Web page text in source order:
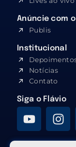
Anúncie com
Publis
Institucional
Notícias
Contato
Siga o Flávio